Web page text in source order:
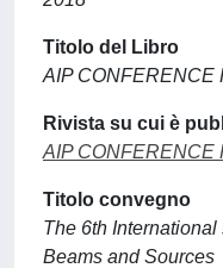
Titolo del Libro
AIP CONFERENCE
Rivista su cui è
AIP CONFERENCE
Titolo convegno
The 6th
Beams and Sources